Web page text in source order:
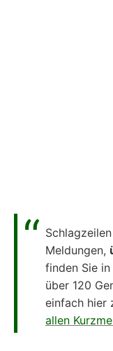
Meldungen,
finden Sie
über 120
einfach hier
allen